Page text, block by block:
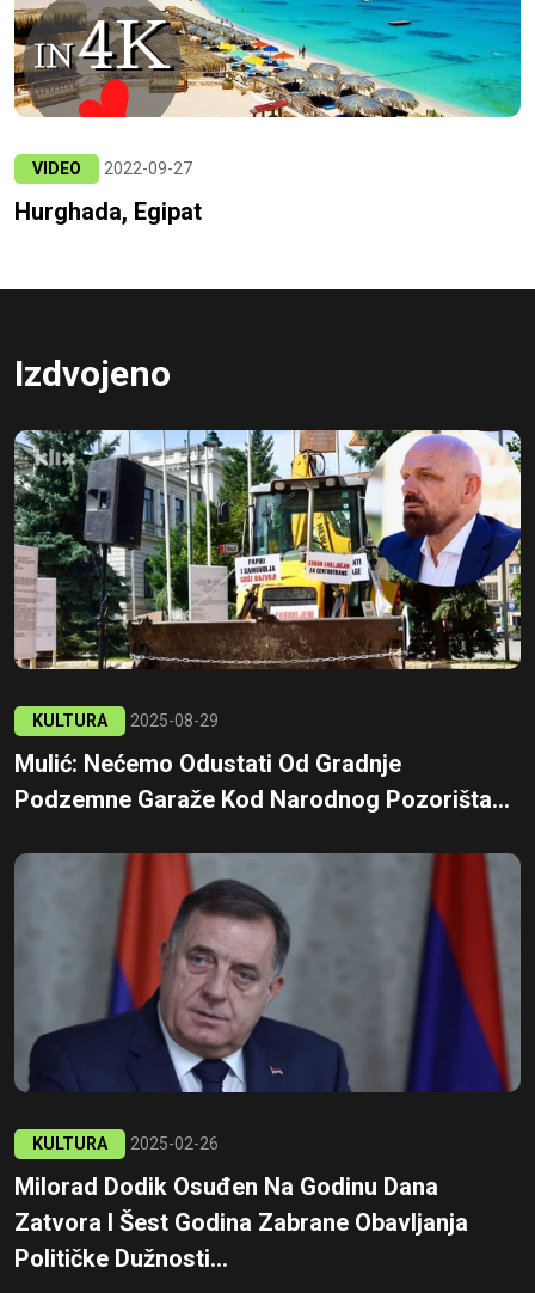
VIDEO 2022-09-27
Hurghada, Egipat
Izdvojeno
KULTURA 2025-08-29
Mulić: Nećemo Odustati Od Gradnje
Podzemne Garaže Kod Narodnog Pozorišta...
KULTURA 2025-02-26
Milorad Dodik Osuđen Na Godinu Dana
Zatvora I Šest Godina Zabrane Obavljanja
Političke Dužnosti...